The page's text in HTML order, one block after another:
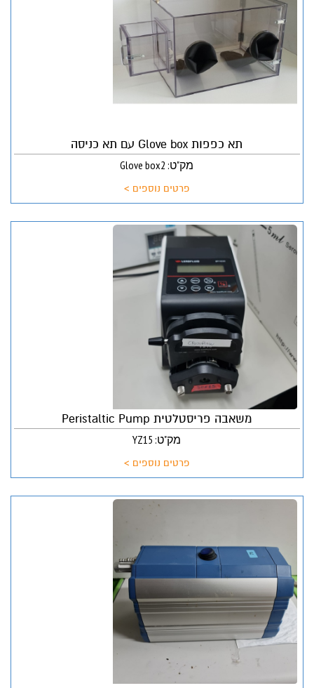
תא כפפות Glove box עם תא כניסה
מק"ט: Glove box2
פרטים נוספים >
משאבה פריסטלטית Peristaltic Pump
מק"ט: YZ15
פרטים נוספים >